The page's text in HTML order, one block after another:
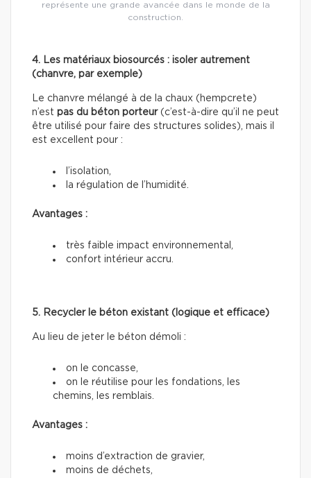
représente une grande avancée dans le monde de la
construction.
4. Les matériaux biosourcés : isoler autrement
(chanvre, par exemple)
Le chanvre mélangé à de la chaux (hempcrete)
n’est pas du béton porteur (c’est-à-dire qu’il ne peut
être utilisé pour faire des structures solides), mais il
est excellent pour :
l’isolation,
la régulation de l’humidité.
Avantages :
très faible impact environnemental,
confort intérieur accru.
5. Recycler le béton existant (logique et efficace)
Au lieu de jeter le béton démoli :
on le concasse,
on le réutilise pour les fondations, les
chemins, les remblais.
Avantages :
moins d’extraction de gravier,
moins de déchets,